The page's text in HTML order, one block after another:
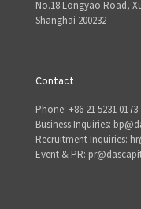
No.18 Longyao Road,
Shanghai 200232
Contact
Phone: +86 21 5231 0173
Business Inquiries:
Recruitment Inquiries:
Event & PR: